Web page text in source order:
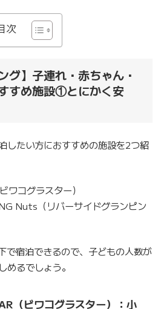
次
グ】子連れ・赤ちゃん・
すめ施設①とにかく安
したい方におすすめの施設を2つ紹
ワコグラスター）
Nuts（リバーサイドグランピン
で宿泊できるので、子どもの人数が
めるでしょう。
（ビワコグラスター）：小